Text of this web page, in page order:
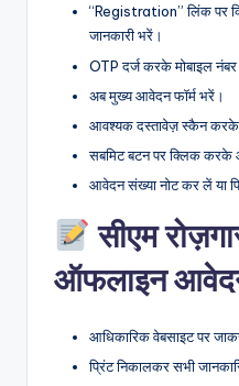
“Registration” लिंक पर
जानकारी भरें।
OTP दर्ज करके मोबाइल नंबर
अब मुख्य आवेदन फॉर्म भरें।
आवश्यक दस्तावेज़ स्कैन
सबमिट बटन पर क्लिक करके
आवेदन संख्या नोट कर लें या
सीएम
ऑफलाइन
आधिकारिक वेबसाइट पर
प्रिंट निकालकर सभी